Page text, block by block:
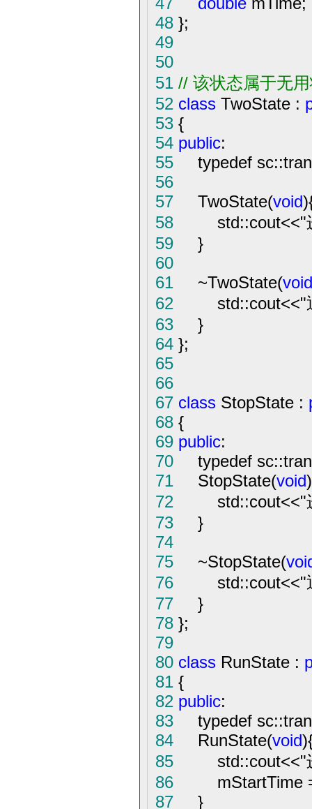
48 };
49
50
51 // 该状态属于无
52 class TwoState :
53 {
54 public:
55
typedef
56
57
TwoState(void
58
std::cout<<"
59
}
60
61
~TwoState(void
62
std::cout<<"
63
}
64 };
65
66
67 class StopState :
68 {
69 public:
70
typedef
71
StopState(void
72
std::cout<<"
73
}
74
75
~StopState(
76
std::cout<<"
77
}
78 };
79
80 class RunState :
81 {
82 public:
83
typedef
84
RunState(void
85
std::cout<<"
86
mStartTime
87
}